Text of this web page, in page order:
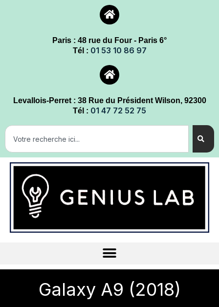
Paris : 48 rue du Four - Paris 6°
Tél : 01 53 10 86 97
Levallois-Perret : 38 Rue du Président Wilson, 92300
Tél : 01 47 72 52 75
Galaxy A9 (2018)